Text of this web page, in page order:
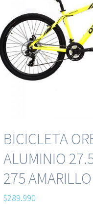
BICICLETA
ALUMINIO
275
$289.990